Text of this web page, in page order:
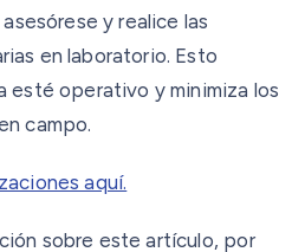
y realice las
en laboratorio. Esto
esté operativo y minimiza los
campo.
aquí.
sobre este artículo, por